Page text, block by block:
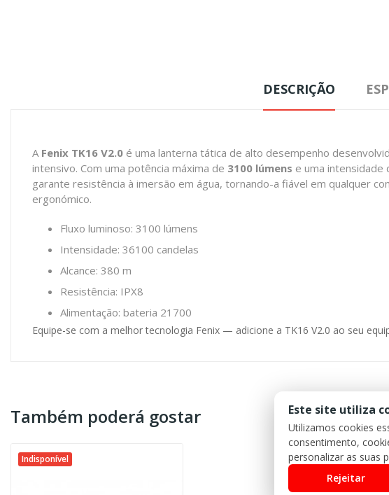
DESCRIÇÃO
A Fenix TK16 V2.0 é uma lanterna tática de alto desempenho
intensivo. Com uma potência máxima de 3100 lúmens e uma intensidade
garante resistência à imersão em água, tornando-a fiável em qualquer
ergonómico.
Fluxo luminoso: 3100 lúmens
Intensidade: 36100 candelas
Alcance: 380 m
Resistência: IPX8
Alimentação: bateria 21700
Equipe-se com a melhor tecnologia Fenix — adicione a TK16 V2.0 ao seu
Também poderá gostar
Indisponível
Este site utiliza
Utilizamos cookies
consentimento,
personalizar as suas
Rejeitar